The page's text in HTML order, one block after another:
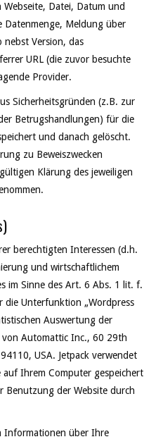
Datei, Datum und
Datenmenge, Meldung über
Version, das
URL (die zuvor besuchte
Provider.
Sicherheitsgründen (z.B. zur
Betrugshandlungen) für die
und danach gelöscht.
zu Beweiszwecken
Klärung des jeweiligen
berechtigten Interessen (d.h.
und wirtschaftlichem
im Sinne des Art. 6 Abs. 1 lit. f.
die Unterfunktion „Wordpress
Auswertung der
Automattic Inc., 60 29th
USA. Jetpack verwendet
auf Ihrem Computer gespeichert
Benutzung der Website durch
Informationen über Ihre